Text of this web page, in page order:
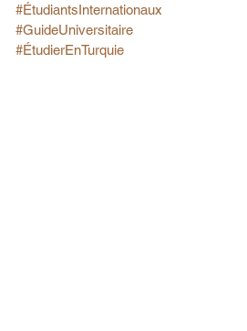
#ÉtudiantsInternationaux
#GuideUniversitaire
#ÉtudierEnTurquie